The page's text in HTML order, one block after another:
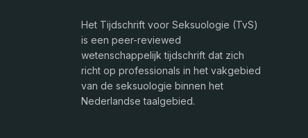
Het Tijdschrift voor Seksuologie (TvS)
is een peer-reviewed
wetenschappelijk tijdschrift dat zich
richt op professionals in het vakgebied
van de seksuologie binnen het
Nederlandse taalgebied.